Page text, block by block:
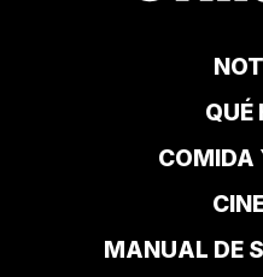
QUÉ
COMIDA
MANUAL DE